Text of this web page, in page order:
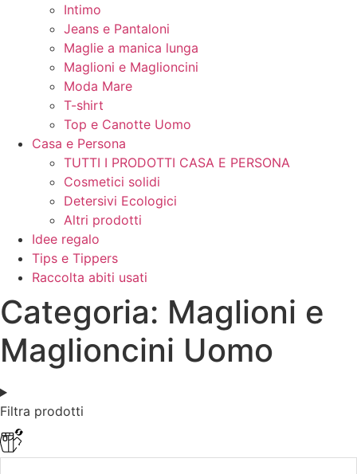
Intimo
Jeans e Pantaloni
Maglie a manica lunga
Maglioni e Maglioncini
Moda Mare
T-shirt
Top e Canotte Uomo
Casa e Persona
TUTTI I PRODOTTI CASA E PERSONA
Cosmetici solidi
Detersivi Ecologici
Altri prodotti
Idee regalo
Tips e Tippers
Raccolta abiti usati
Categoria: Maglioni e
Maglioncini Uomo
Filtra prodotti